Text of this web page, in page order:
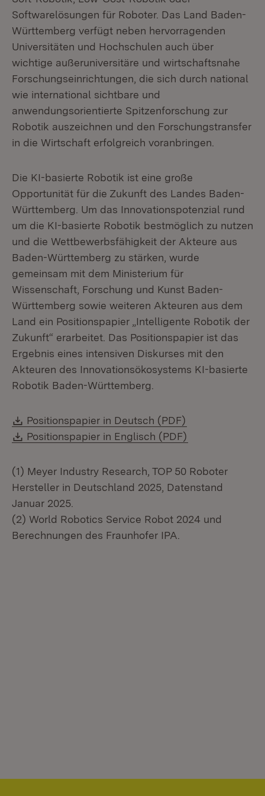
Softwarelösungen für Roboter. Das Land Baden-
Württemberg verfügt neben hervorragenden
Universitäten und Hochschulen auch über
wichtige außeruniversitäre und wirtschaftsnahe
Forschungseinrichtungen, die sich durch national
wie international sichtbare und
anwendungsorientierte Spitzenforschung zur
Robotik auszeichnen und den Forschungstransfer
in die Wirtschaft erfolgreich voranbringen.
Die KI-basierte Robotik ist eine große
Opportunität für die Zukunft des Landes Baden-
Württemberg. Um das Innovationspotenzial rund
um die KI-basierte Robotik bestmöglich zu nutzen
und die Wettbewerbsfähigkeit der Akteure aus
Baden-Württemberg zu stärken, wurde
gemeinsam mit dem Ministerium für
Wissenschaft, Forschung und Kunst Baden-
Württemberg sowie weiteren Akteuren aus dem
Land ein Positionspapier „Intelligente Robotik der
Zukunft“ erarbeitet. Das Positionspapier ist das
Ergebnis eines intensiven Diskurses mit den
Akteuren des Innovationsökosystems KI-basierte
Robotik Baden-Württemberg.
Download:
Positionspapier in Deutsch (PDF)
Download:
Positionspapier in Englisch (PDF)
(1) Meyer Industry Research, TOP 50 Roboter
Hersteller in Deutschland 2025, Datenstand
Januar 2025.
(2) World Robotics Service Robot 2024 und
Berechnungen des Fraunhofer IPA.